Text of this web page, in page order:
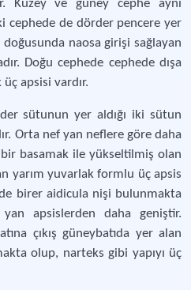
Kuzey ve güney cephe aynı
cephede de dörder pencere yer
naosa girişi sağlayan
Doğu cephede cephede dışa
apsisi vardır.
sütunun yer aldığı iki sütun
Orta nef yan neflere göre daha
basamak ile yükseltilmiş olan
yarım yuvarlak formlu üç apsis
birer aidicula nişi bulunmakta
apsislerden daha geniştir.
çıkış güneybatıda yer alan
olup, narteks gibi yapıyı üç